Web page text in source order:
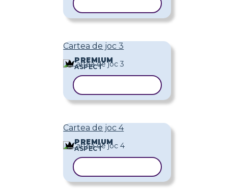
Cartea de joc 3
PREMIUM
ASPECT
Cartea de joc 4
PREMIUM
ASPECT